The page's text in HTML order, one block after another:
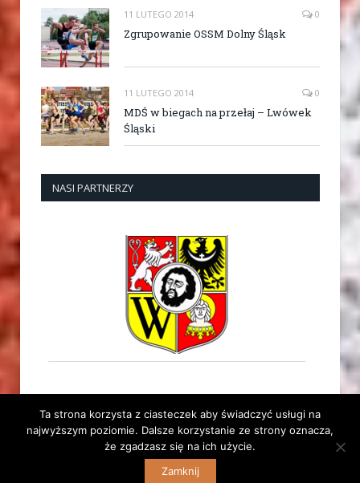
11 LUTEGO 2014 0
Zgrupowanie OSSM Dolny Śląsk
11 LUTEGO 2014 0
MDŚ w biegach na przełaj – Lwówek
Śląski
NASI PARTNERZY
© 2014 Dolnośląski Związek Lekkiej Atletyki. Wszelkie
prawa zastrzeżone. | Stara strona:
Ta strona korzysta z ciasteczek aby świadczyć usługi na
najwyższym poziomie. Dalsze korzystanie ze strony oznacza,
że zgadzasz się na ich użycie.
Zamknij